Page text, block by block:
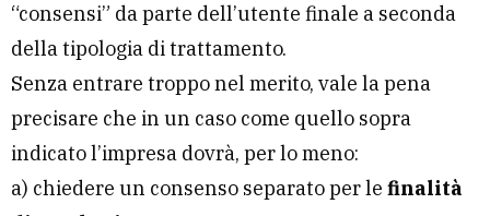
“consensi” da parte dell’utente finale a seconda
della tipologia di trattamento.
Senza entrare troppo nel merito, vale la pena
precisare che in un caso come quello sopra
indicato l’impresa dovrà, per lo meno:
a) chiedere un consenso separato per le finalità